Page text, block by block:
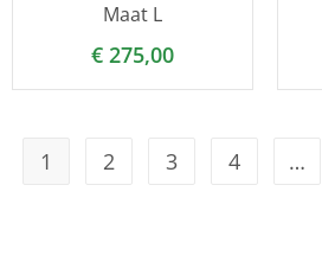
Maat L
€ 275,00
1 2 3 4 …